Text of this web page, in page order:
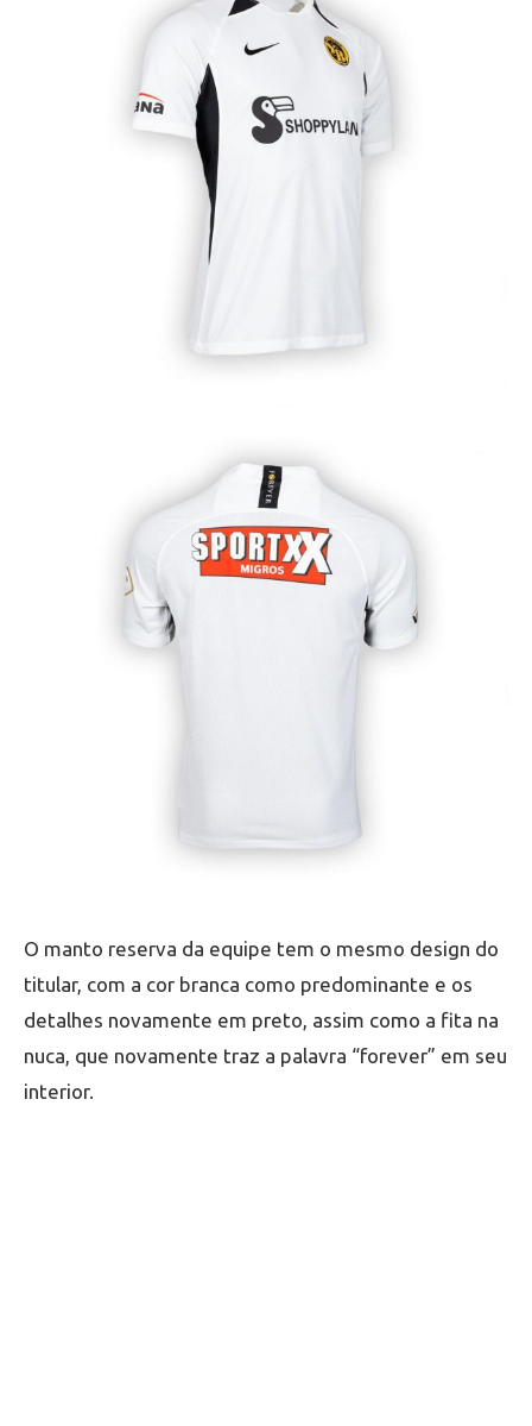
O manto reserva da equipe tem o mesmo design do
titular, com a cor branca como predominante e os
detalhes novamente em preto, assim como a fita na
nuca, que novamente traz a palavra “forever” em seu
interior.